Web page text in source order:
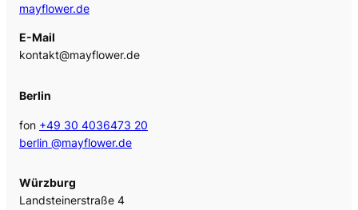
mayflower.de
E-Mail
kontakt@mayflower.de
Berlin
fon +49 30 4036473 20
berlin @mayflower.de
Würzburg
Landsteinerstraße 4